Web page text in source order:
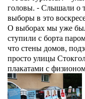
головы. - Слышали о
выборы в это
О выборах мы уже
ступили с борта
что стены домов,
просто улицы
плакатами с